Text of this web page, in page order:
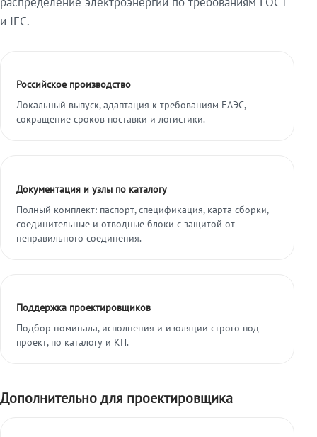
и IEC.
Российское производство
Локальный выпуск, адаптация к требованиям ЕАЭС,
сокращение сроков поставки и логистики.
Документация и узлы по каталогу
Полный комплект: паспорт, спецификация, карта сборки,
соединительные и отводные блоки с защитой от
неправильного соединения.
Поддержка проектировщиков
Подбор номинала, исполнения и изоляции строго под
проект, по каталогу и КП.
Дополнительно для проектировщика